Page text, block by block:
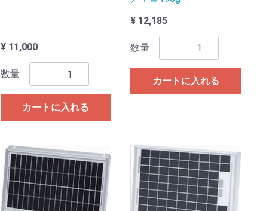
¥ 11,000
数量
カートに入れる
¥ 12,185
数量
カートに入れる